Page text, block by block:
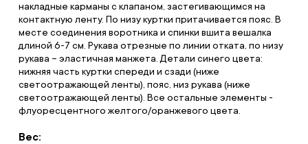
накладные карманы с клапаном, застегивающимся на
контактную ленту. По низу куртки притачивается пояс. В
месте соединения воротника и спинки вшита вешалка
длиной 6-7 см. Рукава отрезные по линии отката, по низу
рукава – эластичная манжета. Детали синего цвета:
нижняя часть куртки спереди и сзади (ниже
светоотражающей ленты), пояс, низ рукава (ниже
светоотражающей ленты). Все остальные элементы -
флуоресцентного желтого/оранжевого цвета.
Вес: